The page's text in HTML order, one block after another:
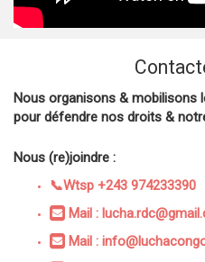
Nous organisons & mobilisons
pour défendre nos droits &
Nous (re)joindre :
📞Wtsp +243 974233390
Mail :
Mail :